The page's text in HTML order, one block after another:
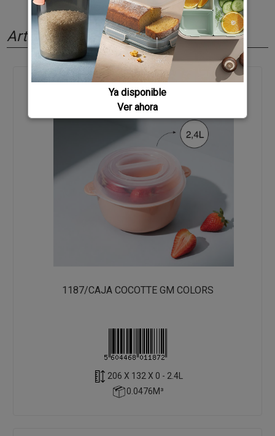
Artículos relacionados
1187/CAJA COCOTTE GM COLORS
206 X 132 X 0 - 2.4L
0.0476M³
Ya disponible
Ver ahora